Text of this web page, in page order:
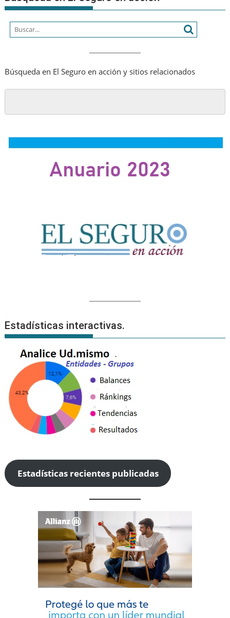
Búsqueda en El Seguro en acción y sitios relacionados
Estadísticas interactivas.
Estadísticas recientes publicadas